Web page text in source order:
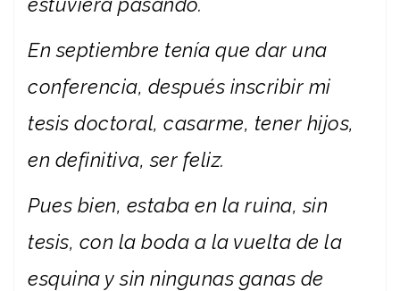
En septiembre tenía que dar una
conferencia, después inscribir mi
tesis doctoral, casarme, tener hijos,
en definitiva, ser feliz.
Pues bien, estaba en la ruina, sin
tesis, con la boda a la vuelta de la
esquina y sin ningunas ganas de